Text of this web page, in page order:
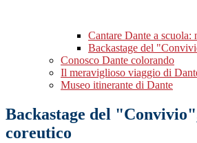
Cantare Dante a scuola:
Backastage del
Conosco Dante colorando
Il meraviglioso viaggio di
Museo itinerante di Dante
Backastage del
coreutico